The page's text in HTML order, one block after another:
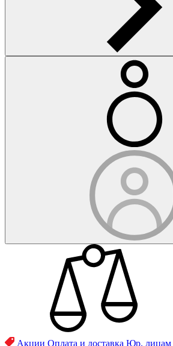
Акции Оплата и доставка Юр. лицам